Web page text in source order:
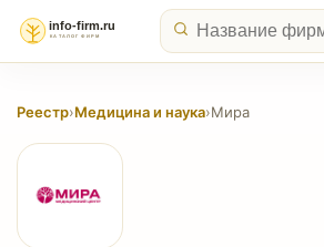
Реестр›Медицина и наука›Мира